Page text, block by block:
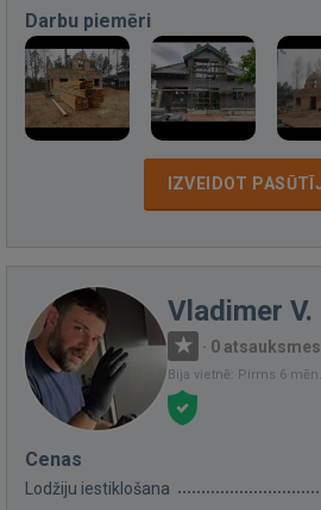
Darbu piemēri
IZVEIDOT
Vladimer V.
· 0 atsauksmes
Bija vietnē: Pirms 6 mēn.
Cenas
Lodžiju iestiklošana